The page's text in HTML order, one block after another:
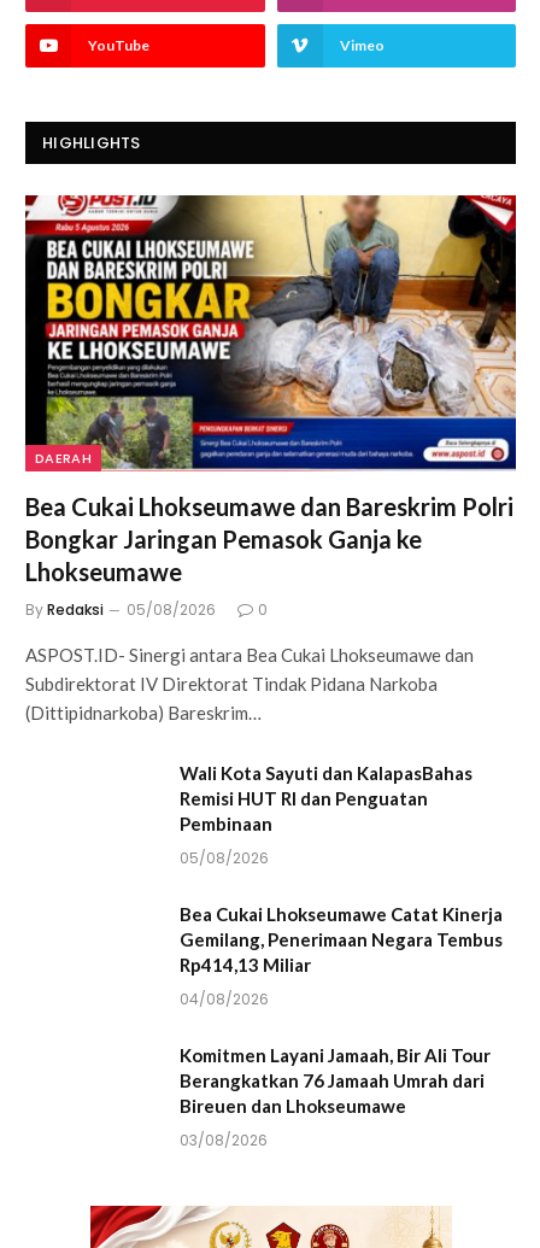
YouTube Vimeo
HIGHLIGHTS
DAERAH
Bea Cukai Lhokseumawe dan Bareskrim Polri
Bongkar Jaringan Pemasok Ganja ke
Lhokseumawe
ByRedaksi 05/08/2026 0
ASPOST.ID- Sinergi antara Bea Cukai Lhokseumawe dan
Subdirektorat IV Direktorat Tindak Pidana Narkoba
(Dittipidnarkoba) Bareskrim…
Wali Kota Sayuti dan KalapasBahas
Remisi HUT RI dan Penguatan
Pembinaan
05/08/2026
Bea Cukai Lhokseumawe Catat Kinerja
Gemilang, Penerimaan Negara Tembus
Rp414,13 Miliar
04/08/2026
Komitmen Layani Jamaah, Bir Ali Tour
Berangkatkan 76 Jamaah Umrah dari
Bireuen dan Lhokseumawe
03/08/2026